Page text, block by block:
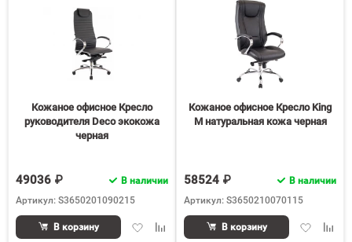
Кожаное офисное Кресло
руководителя Deco экокожа
черная
49036 ₽
В наличии
Артикул: S3650201090215
ДобавитьДобавить
В корзину
Кожаное офисное Кресло King
М натуральная кожа черная
58524 ₽
В наличии
Артикул: S3650210070115
Добавить
В корзину